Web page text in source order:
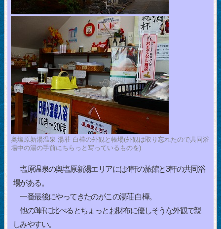
奥塩原新湯温泉 湯荘 白樺の外観と帳場(外観は取り忘れたので共同浴
場中の湯の手前にちらっと写っているものを)
塩原温泉の奥塩原新湯エリアには4軒の旅館と3軒の共同浴
場がある。
一番最後にやってきたのがこの湯荘 白樺。
他の3軒に比べるとちょっとお財布に優しそうな外観で親
しみやすい。